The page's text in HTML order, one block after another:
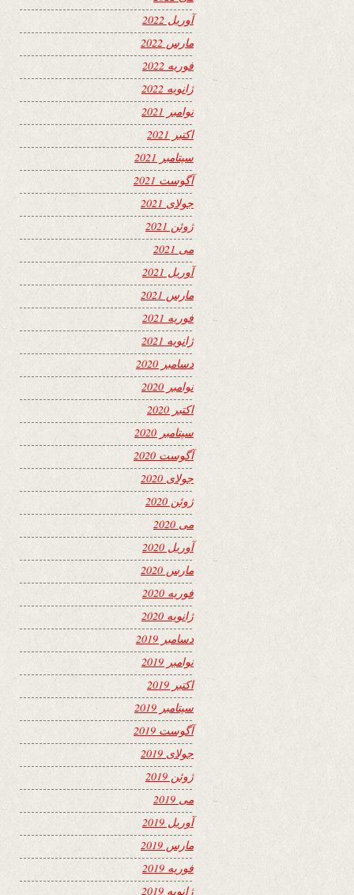
آوریل 2022
مارس 2022
فوریه 2022
ژانویه 2022
نوامبر 2021
اکتبر 2021
سپتامبر 2021
آگوست 2021
جولای 2021
ژوئن 2021
می 2021
آوریل 2021
مارس 2021
فوریه 2021
ژانویه 2021
دسامبر 2020
نوامبر 2020
اکتبر 2020
سپتامبر 2020
آگوست 2020
جولای 2020
ژوئن 2020
می 2020
آوریل 2020
مارس 2020
فوریه 2020
ژانویه 2020
دسامبر 2019
نوامبر 2019
اکتبر 2019
سپتامبر 2019
آگوست 2019
جولای 2019
ژوئن 2019
می 2019
آوریل 2019
مارس 2019
فوریه 2019
ژانویه 2019